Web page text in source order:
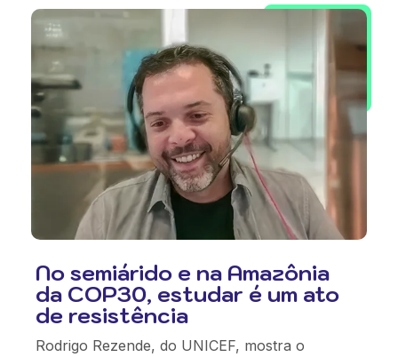
No semiárido e na Amazônia
da COP30, estudar é um ato
de resistência
Rodrigo Rezende, do UNICEF, mostra o